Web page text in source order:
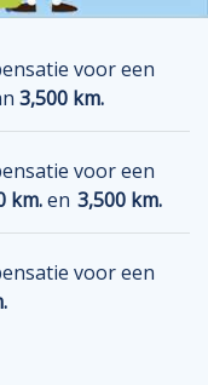
voor een
3,500 km.
voor een
km.en 3,500 km.
voor een